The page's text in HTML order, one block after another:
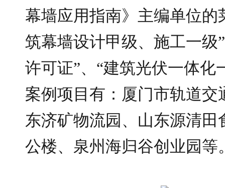
幕墙应用指南》主编单位
筑幕墙设计甲级、施工一级
许可证”、“建筑光伏一体化
案例项目有：厦门市轨道
东济矿物流园、山东源清
公楼、泉州海归谷创业园等